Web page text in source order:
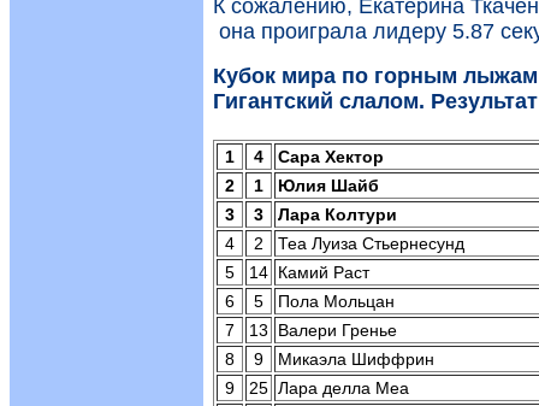
К сожалению, Екатерина
она проиграла лидеру 5.87
Кубок мира по горным
Гигантский слалом.
1 4
Сара Хектор
2
1
Юлия Шайб
3
3
Лара Колтури
4
2
Теа Луиза Стьернесунд
5
14 Камий Раст
6
5
Пола Мольцан
7
13
Валери Гренье
8
9
Микаэла Шиффрин
9
25 Лара делла Меа